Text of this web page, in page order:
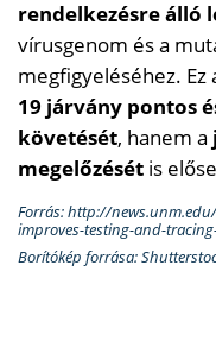
rendelkezésre álló
vírusgenom és a
megfigyeléséhez. Ez
19 járvány pontos
követését, hanem a
megelőzését is
Forrás: http://
improves-testing-and-
Borítókép forrása: